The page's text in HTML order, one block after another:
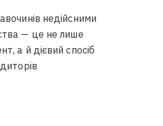
недійсними
— це не лише
а й дієвий спосіб